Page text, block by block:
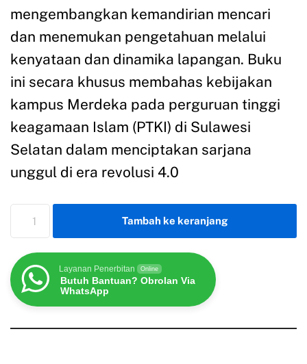
mengembangkan kemandirian mencari
dan menemukan pengetahuan melalui
kenyataan dan dinamika lapangan. Buku
ini secara khusus membahas kebijakan
kampus Merdeka pada perguruan tinggi
keagamaan Islam (PTKI) di Sulawesi
Selatan dalam menciptakan sarjana
unggul di era revolusi 4.0
Tambah ke keranjang
Layanan Penerbitan Online
Butuh Bantuan? Obrolan Via
WhatsApp